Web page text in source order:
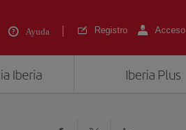
Ayuda Registro Acceso
Iberia Iberia Plus